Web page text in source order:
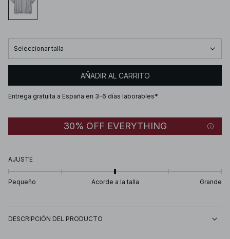
Seleccionar talla
AÑADIR AL CARRITO
Entrega gratuita a España en 3-6 días laborables*
30% OFF EVERYTHING
AJUSTE
Pequeño Acorde a la talla Grande
DESCRIPCIÓN DEL PRODUCTO